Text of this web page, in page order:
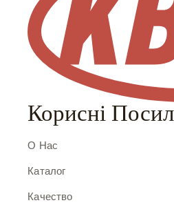
Корисні
О Нас
Каталог
Качество